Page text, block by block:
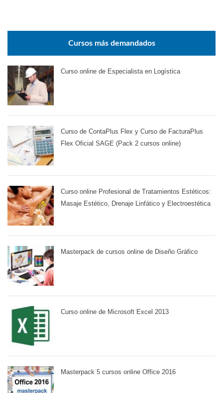
Cursos más demandados
Curso online de Especialista en Logística
Curso de ContaPlus Flex y Curso de FacturaPlus
Flex Oficial SAGE (Pack 2 cursos online)
Curso online Profesional de Tratamientos Estéticos:
Masaje Estético, Drenaje Linfático y Electroestética
Masterpack de cursos online de Diseño Gráfico
Curso online de Microsoft Excel 2013
Masterpack 5 cursos online Office 2016